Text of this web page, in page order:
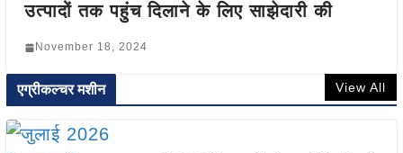
उत्पादों तक पहुंच दिलाने के लिए साझेदारी की
November 18, 2024
एग्रीकल्चर मशीन View All